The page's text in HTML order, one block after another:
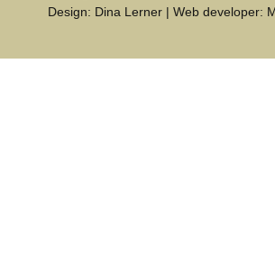
Design: Dina Lerner | Web developer: